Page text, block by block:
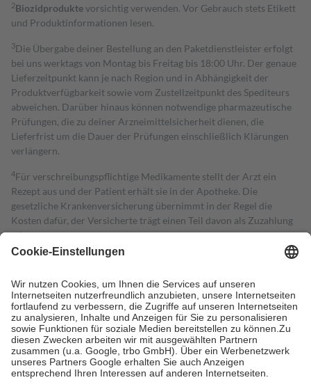
2Biozidproduktevorsichtig verwenden. Vor Gebrauch stets Etikett
und Produktinformationen lesen.
3Die Übergabe deiner Bestellung an den Paketdienstleister erfolgt
bei uns werktags von Montag bis Freitag bis 18:00 Uhr. Der genaue
Lieferzeitpunkt kann je nach Region und in Abhängigkeit der
Produktverfügbarkeit sowie vom Zustellzeitpunkt des Spediteurs
abweichen. Darüber hinaus können notwendige pharmazeutische
Prüfungen, die zu deiner Arzneimittelsicherheit dienen, die
Lieferfrist um die Dauer der Prüfungen einschließlich Klärungen
verlängern.
4Für verschreibungspflichtige Medikamente stellt der Arzt ein
Rezept aus und der Patient erhält sie in der Apotheke. Die
gesetzliche Krankenversicherung übernimmt in der Regel die
Kosten dafür, der Versicherte trägt einen Teil davon als Zuzahlung
mit.
Grundsätzlich leisten Mitglieder Zuzahlungen in Höhe von zehn
höchstens zehn Euro.
Es sind jedoch nie mehr als die tatsächlichen
Kosten der Leistung zu entrichten.
Diese Regeln gelten grundsätzlich auch für Online-Apotheken.
Bei Heilmitteln und häuslicher Krankenpflege beträgt die
Zuzahlung zehn Prozent der Kosten sowie zehn Euro je
Verordnung.
Um das Engagement der Versicherten für ihre eigene Gesundheit zu
stärken und die besondere Stellung der Familie zu unterstützen,